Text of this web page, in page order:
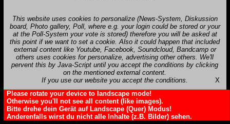
This website uses cookies to personalize (News-System, Diskussion
board, Photo gallery, Poll, where e.g. your login could be stored or your
at the Poll-System your vote is stored) therefore you will be asked at
this point if we want to set a cookie. Also it could happen that included
external content like Youtube, Facebook, Soundcloud, Bandcamp or
others uses cookies for personalize, advertising other others. We'll
pervent this by Java-Script until you accept the conditions by clicking
on the mentioned external content.
If you use our website you accept the conditions.
X
Please rotate your device to landscape mode!
Otherwise you'll not see all content (like images).
Bitte drehe dein Gerät auf Landscape (Quer) Modus!
Anderenfalls wirst du nicht alle Inhalte (z.B. Bilder) sehen.